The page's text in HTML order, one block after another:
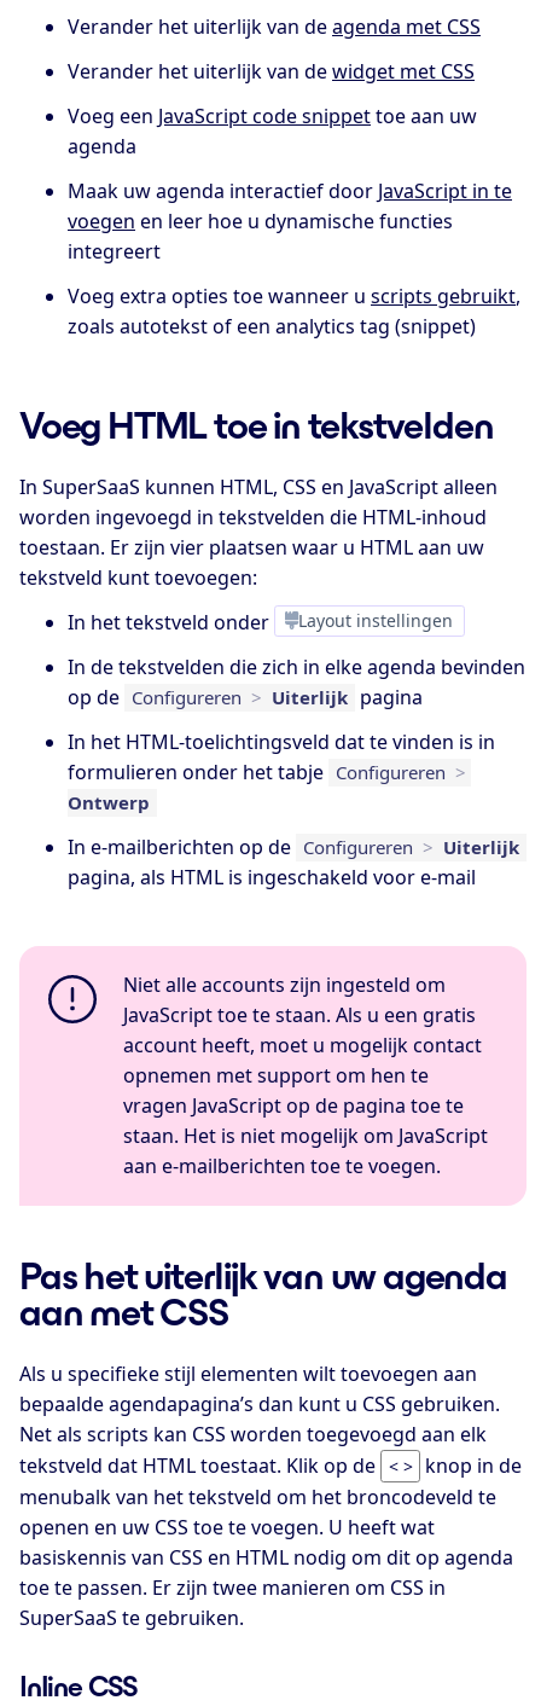
Verander het uiterlijk van deagenda met CSS
Verander het uiterlijk van dewidget met CSS
Voeg een JavaScript code snippettoe aan uw
agenda
Maak uw agenda interactief door JavaScript in te
voegen en leer hoe u dynamische functies
integreert
Voeg extra opties toe wanneer u scripts gebruikt,
zoals autotekst of een analytics tag (snippet)
Voeg HTML toe in tekstvelden
In SuperSaaS kunnen HTML, CSS en JavaScript alleen
worden ingevoegd in tekstvelden die HTML-inhoud
toestaan. Er zijn vier plaatsen waar u HTML aan uw
tekstveld kunt toevoegen:
In het tekstveld onder
Layout instellingen
In de tekstvelden die zich in elke agenda bevinden
op de Configureren > Uiterlijk pagina
In het HTML-toelichtingsveld dat te vinden is in
formulieren onder het tabje Configureren >
Ontwerp
In e-mailberichten op de Configureren > Uiterlijk
pagina, als HTML is ingeschakeld voor e-mail
Niet alle accounts zijn ingesteld om
JavaScript toe te staan. Als u een gratis
account heeft, moet u mogelijk contact
opnemen met support om hen te
vragen JavaScript op de pagina toe te
staan. Het is niet mogelijk om JavaScript
aan e-mailberichten toe te voegen.
Pas het uiterlijk van uw agenda
aan met CSS
Als u specifieke stijl elementen wilt toevoegen aan
bepaalde agendapagina’s dan kunt u CSS gebruiken.
Net als scripts kan CSS worden toegevoegd aan elk
tekstveld dat HTML toestaat. Klik op de < >
knop in de
menubalk van het tekstveld om het broncodeveld te
openen en uw CSS toe te voegen. U heeft wat
basiskennis van CSS en HTML nodig om dit op agenda
toe te passen. Er zijn twee manieren om CSS in
SuperSaaS te gebruiken.
Inline CSS